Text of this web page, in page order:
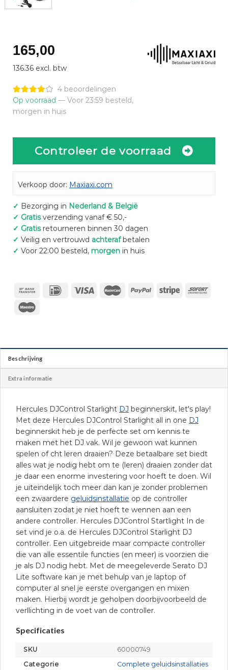
165,00
136.36 excl. btw
4 beoordelingen
Op voorraad — Voor 23:59 besteld,
morgen in huis
Controleer de voorraad
Verkoop door: Maxiaxi.com
✓ Bezorging in Nederland & België
✓ Gratisverzending vanaf € 50,-
✓ Gratisretourneren binnen 30 dagen
✓ Veilig en vertrouwd achterafbetalen
✓ Voor 22:00 besteld, morgenin huis
Beschrijving
Extra informatie
Hercules DJControl Starlight DJ beginnerskit, let's play!
Met deze Hercules DJControl Starlight all in one DJ
beginnerskit heb je de perfecte set om kennis te
maken met het DJ vak. Wil je gewoon wat kunnen
spelen of cht leren draaien? Deze betaalbare set biedt
alles wat je nodig hebt om te (leren) draaien zonder dat
je daar een enorme investering voor hoeft te doen. Wil
je uiteindelijk toch meer dan kan je zonder problemen
een zwaardere geluidsinstallatie op de controller
aansluiten zodat je niet hoeft te wennen aan een
andere controller. Hercules DJControl Startlight In de
set vind je o.a. de Hercules DJControl Starlight DJ
controller. Een uitgebreide maar compacte controller
die van alle essentile functies (en meer) is voorzien die
je als DJ nodig hebt. Met de meegeleverde Serato DJ
Lite software kan je met behulp van je laptop of
computer al snel je eerste overgangen en mixen
maken. Hierbij wordt je geholpen doorbijvoorbeeld de
verllichting in de voet van de controller.
Specificaties
SKU
60000749
Categorie
Complete geluidsinstallaties